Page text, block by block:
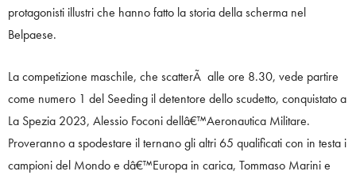
protagonisti illustri che hanno fatto la storia della scherma nel
Belpaese.
La competizione maschile, che scatterÃ alle ore 8.30, vede partire
come numero 1 del Seeding il detentore dello scudetto, conquistato a
La Spezia 2023, Alessio Foconi dellâ€™Aeronautica Militare.
Proveranno a spodestare il ternano gli altri 65 qualificati con in testa i
campioni del Mondo e dâ€™Europa in carica, Tommaso Marini e